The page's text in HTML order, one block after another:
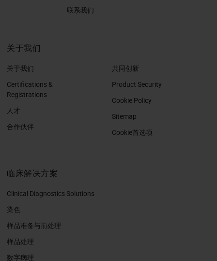
联系我们
关于我们
关于我们
Certifications &
Registrations
人才
合作伙伴
共同创新
Product Security
Cookie Policy
Sitemap
Cookie首选项
临床解决方案
Clinical Diagnostics Solutions
染色
样品准备与前处理
样品处理
数字病理